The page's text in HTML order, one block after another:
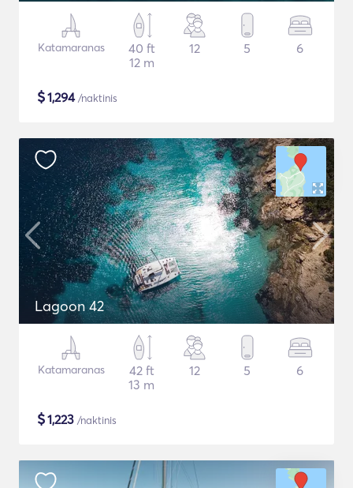
Katamaranas
40 ft
12 m
12 5 6
$1,294/naktinis
Lagoon 42
Katamaranas
42 ft
13 m
12 5 6
$1,223 /naktinis